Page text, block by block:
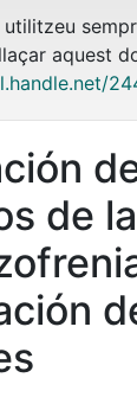
utilitzeu
aquest
de